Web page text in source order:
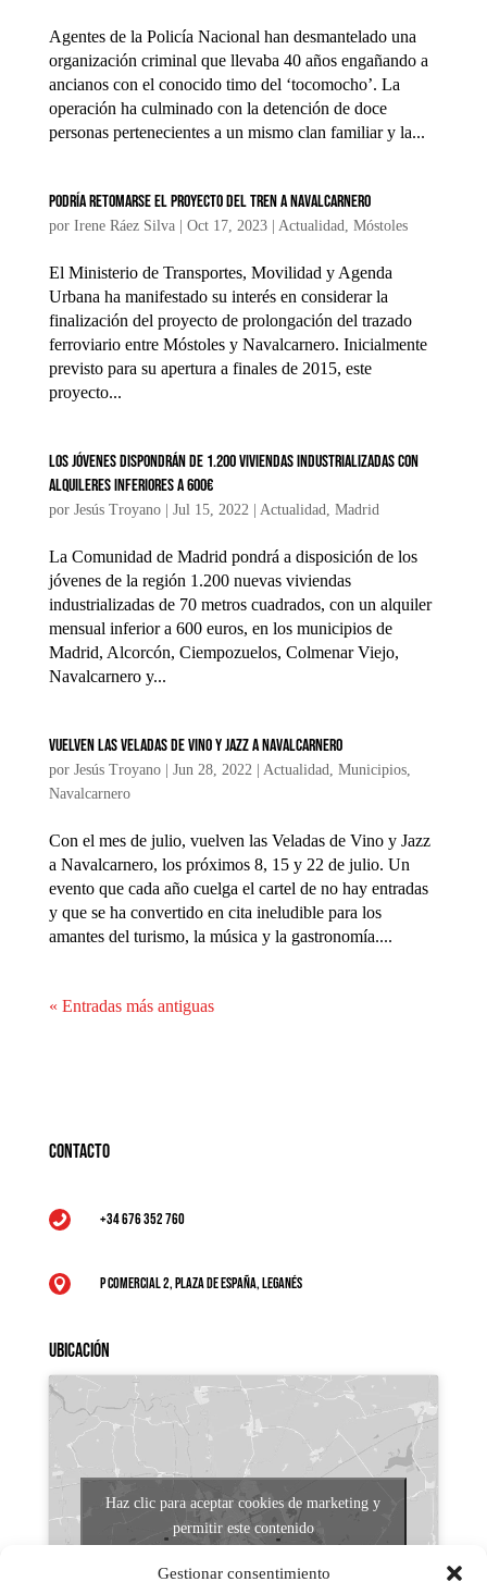
Gestionar consentimiento
Agentes de la Policía Nacional han desmantelado una
organización criminal que llevaba 40 años engañando a
ancianos con el conocido timo del ‘tocomocho’. La
operación ha culminado con la detención de doce
personas pertenecientes a un mismo clan familiar y la...
Podría retomarse el proyecto del tren a Navalcarnero
por Irene Ráez Silva| Oct 17, 2023| Actualidad, Móstoles
El Ministerio de Transportes, Movilidad y Agenda
Urbana ha manifestado su interés en considerar la
finalización del proyecto de prolongación del trazado
ferroviario entre Móstoles y Navalcarnero. Inicialmente
previsto para su apertura a finales de 2015, este
proyecto...
Los jóvenes dispondrán de 1.200 viviendas industrializadas con
alquileres inferiores a 600€
por Jesús Troyano| Jul 15, 2022| Actualidad, Madrid
La Comunidad de Madrid pondrá a disposición de los
jóvenes de la región 1.200 nuevas viviendas
industrializadas de 70 metros cuadrados, con un alquiler
mensual inferior a 600 euros, en los municipios de
Madrid, Alcorcón, Ciempozuelos, Colmenar Viejo,
Navalcarnero y...
Vuelven las Veladas de Vino y Jazz a Navalcarnero
por Jesús Troyano| Jun 28, 2022| Actualidad, Municipios,
Navalcarnero
Con el mes de julio, vuelven las Veladas de Vino y Jazz
a Navalcarnero, los próximos 8, 15 y 22 de julio. Un
evento que cada año cuelga el cartel de no hay entradas
y que se ha convertido en cita ineludible para los
amantes del turismo, la música y la gastronomía....
« Entradas más antiguas
Contacto
 +34 676 352 760
 P Comercial 2, Plaza de España, Leganés
Ubicación
Haz clic para aceptar cookies de marketing y
permitir este contenido